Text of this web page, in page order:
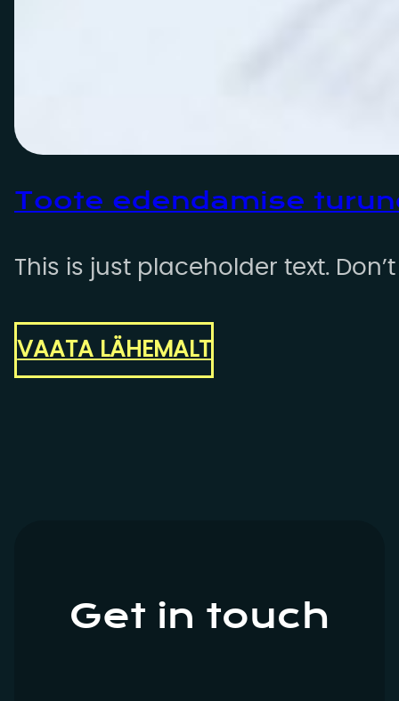
Toote edendamise
This is just placeholder text.
VAATA LÄHEMALT
Get in touch